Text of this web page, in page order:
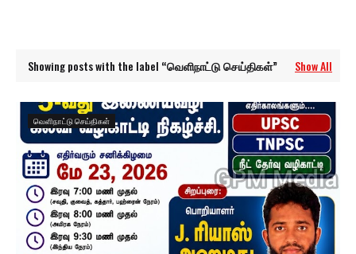
Showing posts with the label வெளிநாட்டு செய்திகள் Show All
வெளிநாட்டு செய்திகள்